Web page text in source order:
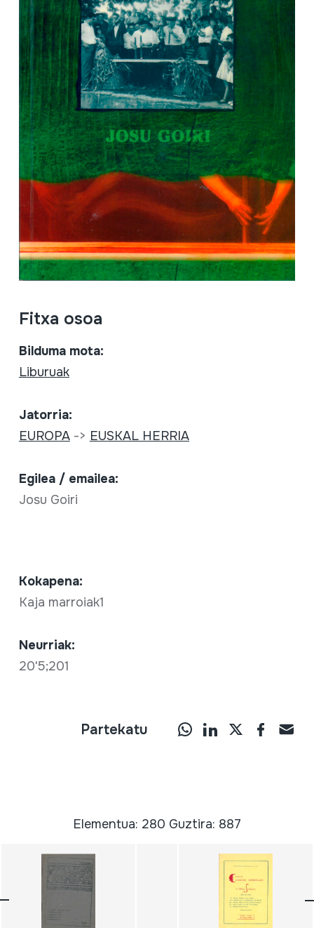
Fitxa osoa
Bilduma mota:
Liburuak
Jatorria:
EUROPA-> EUSKAL HERRIA
Egilea / emailea:
Josu Goiri
Kokapena:
Kaja marroiak1
Neurriak:
20'5;201
Partekatu
Elementua: 280 Guztira: 887